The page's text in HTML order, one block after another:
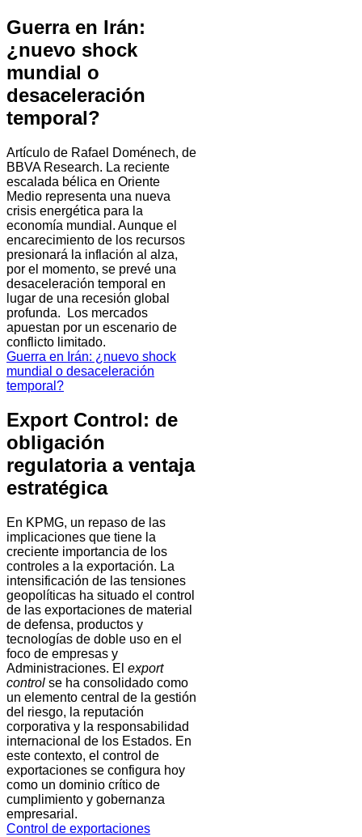
Guerra en Irán:
¿nuevo shock
mundial o
desaceleración
temporal?
Artículo de Rafael Doménech, de
BBVA Research. La reciente
escalada bélica en Oriente
Medio representa una nueva
crisis energética para la
economía mundial. Aunque el
encarecimiento de los recursos
presionará la inflación al alza,
por el momento, se prevé una
desaceleración temporal en
lugar de una recesión global
profunda. Los mercados
apuestan por un escenario de
conflicto limitado.
Guerra en Irán: ¿nuevo shock
mundial o desaceleración
temporal?
Export Control: de
obligación
regulatoria a ventaja
estratégica
En KPMG, un repaso de las
implicaciones que tiene la
creciente importancia de los
controles a la exportación. La
intensificación de las tensiones
geopolíticas ha situado el control
de las exportaciones de material
de defensa, productos y
tecnologías de doble uso en el
foco de empresas y
Administraciones. El export
control se ha consolidado como
un elemento central de la gestión
del riesgo, la reputación
corporativa y la responsabilidad
internacional de los Estados. En
este contexto, el control de
exportaciones se configura hoy
como un dominio crítico de
cumplimiento y gobernanza
empresarial.
Control de exportaciones